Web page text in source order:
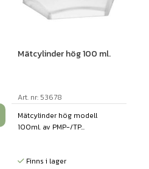
Mätcylinder hög 100 ml.
Art. nr: 53678
Mätcylinder hög modell
100ml. av PMP-/TP...
Finns i lager